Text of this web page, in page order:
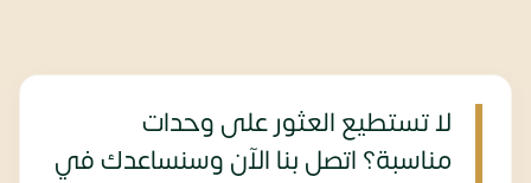
لا تستطيع العثور على وحدات
مناسبة؟ اتصل بنا الآن وسنساعدك في